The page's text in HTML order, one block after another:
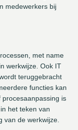
medewerkers bij
met name
werkwijze. Ook IT
teruggebracht
functies kan
is
het teken van
van de werkwijze.